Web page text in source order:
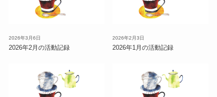
2026年2月の活動記録
2026年3月6日
2026年1月の活動記録
2026年2月3日